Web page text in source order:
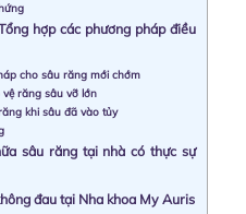
hợp các phương pháp điều
cho sâu răng mới chớm
răng sâu vỡ lớn
khi sâu đã vào tủy
sâu răng tại nhà có thực sự
đau tại Nha khoa My Auris